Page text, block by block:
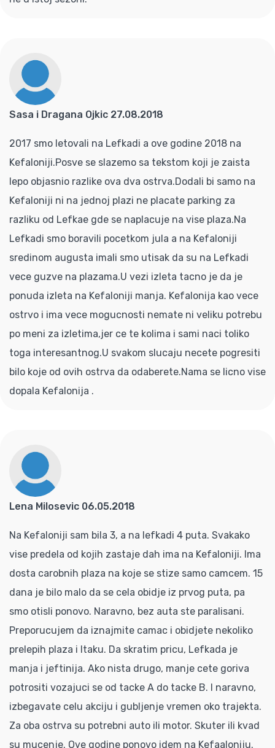
Sasa i Dragana Ojkic 27.08.2018
2017 smo letovali na Lefkadi a ove godine 2018 na
Kefaloniji.Posve se slazemo sa tekstom koji je zaista
lepo objasnio razlike ova dva ostrva.Dodali bi samo na
Kefaloniji ni na jednoj plazi ne placate parking za
razliku od Lefkae gde se naplacuje na vise plaza.Na
Lefkadi smo boravili pocetkom jula a na Kefaloniji
sredinom augusta imali smo utisak da su na Lefkadi
vece guzve na plazama.U vezi izleta tacno je da je
ponuda izleta na Kefaloniji manja. Kefalonija kao vece
ostrvo i ima vece mogucnosti nemate ni veliku potrebu
po meni za izletima,jer ce te kolima i sami naci toliko
toga interesantnog.U svakom slucaju necete pogresiti
bilo koje od ovih ostrva da odaberete.Nama se licno vise
dopala Kefalonija .
Lena Milosevic 06.05.2018
Na Kefaloniji sam bila 3, a na lefkadi 4 puta. Svakako
vise predela od kojih zastaje dah ima na Kefaloniji. Ima
dosta carobnih plaza na koje se stize samo camcem. 15
dana je bilo malo da se cela obidje iz prvog puta, pa
smo otisli ponovo. Naravno, bez auta ste paralisani.
Preporucujem da iznajmite camac i obidjete nekoliko
prelepih plaza i Itaku. Da skratim pricu, Lefkada je
manja i jeftinija. Ako nista drugo, manje cete goriva
potrositi vozajuci se od tacke A do tacke B. I naravno,
izbegavate celu akciju i gubljenje vremen oko trajekta.
Za oba ostrva su potrebni auto ili motor. Skuter ili kvad
su mucenje. Ove godine ponovo idem na Kefaaloniju.